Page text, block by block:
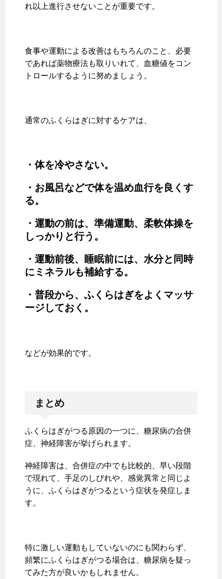
れ以上進行させないことが重要です。
食事や運動による改善はもちろんのこと、必要
であれば薬物療法も取りいれて、血糖値をコン
トロールするように努めましょう。
通常のふくらはぎに対するケアは、
・体を冷やさない。
・お風呂などで体を温め血行を良くす
る。
・運動の前は、準備運動、柔軟体操を
しっかりと行う。
・運動前後、睡眠前には、水分と同時
にミネラルも補給する。
・普段から、ふくらはぎをよくマッサ
ージしておく。
などが効果的です。
まとめ
ふくらはぎがつる原因の一つに、糖尿病の合併
症、神経障害が挙げられます。
神経障害は、合併症の中でも比較的、早い段階
で現れて、手足のしびれや、感覚異常と同じよ
うに、ふくらはぎがつるという症状を発症しま
す。
特に激しい運動もしていないのにも関わらず、
頻繁にふくらはぎがつる場合は、糖尿病を疑っ
てみた方が良いかもしれません。